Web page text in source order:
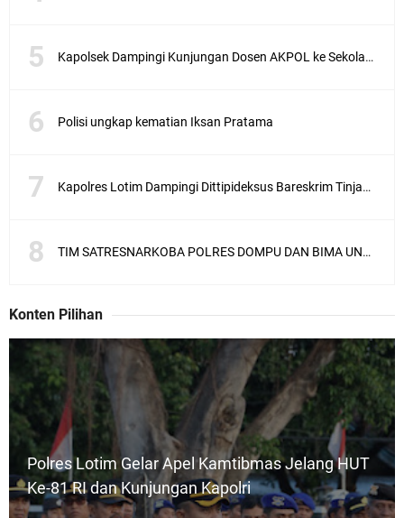
Kapolsek Dampingi Kunjungan Dosen AKPOL ke Sekolah Rakyat Gunungsari
Polisi ungkap kematian Iksan Pratama
Kapolres Lotim Dampingi Dittipideksus Bareskrim Tinjau Sentra Bawah Putih Sembalun
TIM SATRESNARKOBA POLRES DOMPU DAN BIMA UNGKAP KASUS NARKOBA VIA JASA PENGIRIMAN BARANG JNE
Konten Pilihan
Polres Lotim Gelar Apel Kamtibmas Jelang HUT
Ke-81 RI dan Kunjungan Kapolri